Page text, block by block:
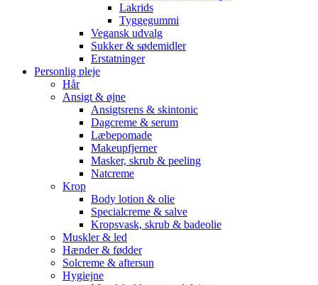
Lakrids
Tyggegummi
Vegansk udvalg
Sukker & sødemidler
Erstatninger
Personlig pleje
Hår
Ansigt & øjne
Ansigtsrens & skintonic
Dagcreme & serum
Læbepomade
Makeupfjerner
Masker, skrub & peeling
Natcreme
Krop
Body lotion & olie
Specialcreme & salve
Kropsvask, skrub & badeolie
Muskler & led
Hænder & fødder
Solcreme & aftersun
Hygiejne